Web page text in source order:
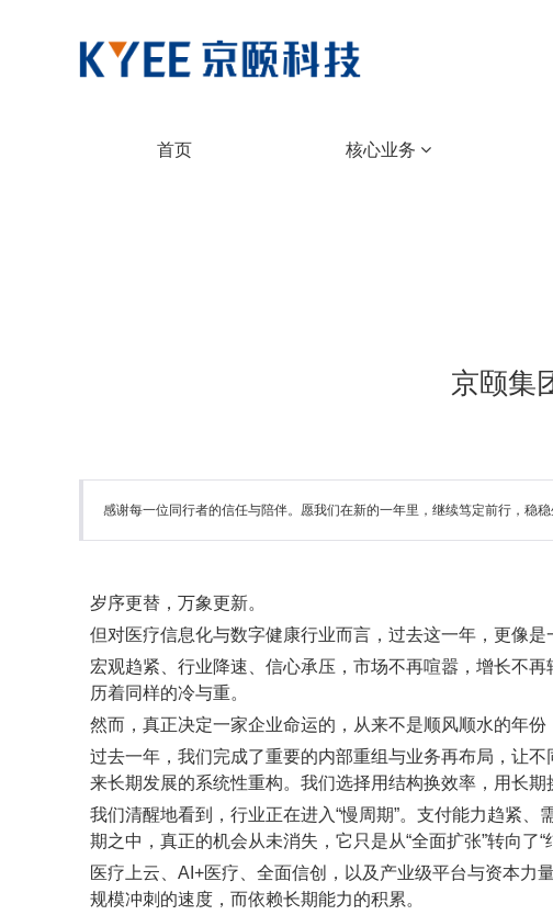
首页 核心业务
京颐集
感谢每一位同行者的信任与陪伴。愿我们在新的一年里，继续笃定前行，稳稳
岁序更替，万象更新。
但对医疗信息化与数字健康行业而言，过去这一年，更像
宏观趋紧、行业降速、信心承压，市场不再喧嚣，增长不
历着同样的冷与重。
然而，真正决定一家企业命运的，从来不是顺风顺水的年份
过去一年，我们完成了重要的内部重组与业务再布局，让
来长期发展的系统性重构。我们选择用结构换效率，用长期
我们清醒地看到，行业正在进入“慢周期”。支付能力趋紧
期之中，真正的机会从未消失，它只是从“全面扩张”转向了“
医疗上云、AI+医疗、全面信创，以及产业级平台与资本力
规模冲刺的速度，而依赖长期能力的积累。